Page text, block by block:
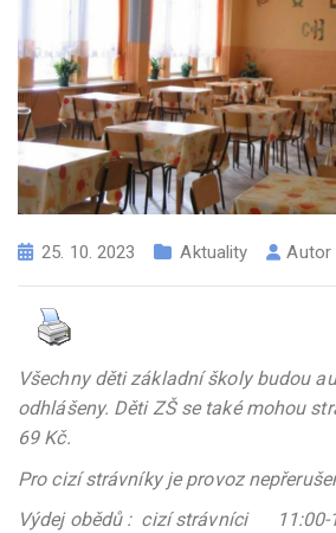
25. 10. 2023 Aktuality Autor
Všechny děti základní školy budou
odhlášeny. Děti ZŠ se také mohou
69 Kč.
Pro cizí strávníky je provoz
Výdej obědů : cizí strávníci 11:00-